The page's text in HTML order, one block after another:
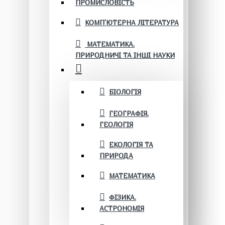
ПРОМИСЛОВІСТЬ
КОМП'ЮТЕРНА ЛІТЕРАТУРА
МАТЕМАТИКА.
ПРИРОДНИЧІ ТА ІНШІ НАУКИ
БІОЛОГІЯ
ГЕОГРАФІЯ.
ГЕОЛОГІЯ
ЕКОЛОГІЯ ТА
ПРИРОДА
МАТЕМАТИКА
ФІЗИКА.
АСТРОНОМІЯ